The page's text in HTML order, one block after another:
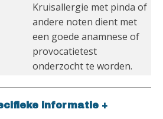
Kruisallergie met pinda of
andere noten dient met
een goede anamnese of
provocatietest
onderzocht te worden.
informatie +